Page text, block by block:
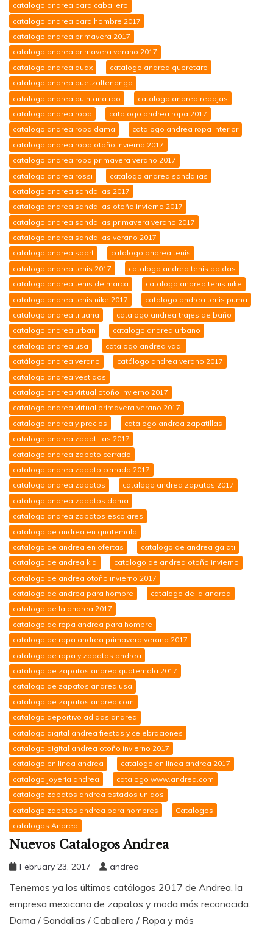
catalogo andrea para caballero
catalogo andrea para hombre 2017
catalogo andrea primavera 2017
catalogo andrea primavera verano 2017
catalogo andrea quax
catalogo andrea queretaro
catalogo andrea quetzaltenango
catalogo andrea quintana roo
catalogo andrea rebajas
catalogo andrea ropa
catalogo andrea ropa 2017
catalogo andrea ropa dama
catalogo andrea ropa interior
catalogo andrea ropa otoño invierno 2017
catalogo andrea ropa primavera verano 2017
catalogo andrea rossi
catalogo andrea sandalias
catalogo andrea sandalias 2017
catalogo andrea sandalias otoño invierno 2017
catalogo andrea sandalias primavera verano 2017
catalogo andrea sandalias verano 2017
catalogo andrea sport
catalogo andrea tenis
catalogo andrea tenis 2017
catalogo andrea tenis adidas
catalogo andrea tenis de marca
catalogo andrea tenis nike
catalogo andrea tenis nike 2017
catalogo andrea tenis puma
catalogo andrea tijuana
catalogo andrea trajes de baño
catalogo andrea urban
catalogo andrea urbano
catalogo andrea usa
catalogo andrea vadi
catálogo andrea verano
catálogo andrea verano 2017
catalogo andrea vestidos
catalogo andrea virtual otoño invierno 2017
catalogo andrea virtual primavera verano 2017
catalogo andrea y precios
catalogo andrea zapatillas
catalogo andrea zapatillas 2017
catalogo andrea zapato cerrado
catalogo andrea zapato cerrado 2017
catalogo andrea zapatos
catalogo andrea zapatos 2017
catalogo andrea zapatos dama
catalogo andrea zapatos escolares
catalogo de andrea en guatemala
catalogo de andrea en ofertas
catalogo de andrea galati
catalogo de andrea kid
catalogo de andrea otoño invierno
catalogo de andrea otoño invierno 2017
catalogo de andrea para hombre
catalogo de la andrea
catalogo de la andrea 2017
catalogo de ropa andrea para hombre
catalogo de ropa andrea primavera verano 2017
catalogo de ropa y zapatos andrea
catalogo de zapatos andrea guatemala 2017
catalogo de zapatos andrea usa
catalogo de zapatos andrea.com
catalogo deportivo adidas andrea
catalogo digital andrea fiestas y celebraciones
catalogo digital andrea otoño invierno 2017
catalogo en linea andrea
catalogo en linea andrea 2017
catalogo joyeria andrea
catalogo www.andrea.com
catalogo zapatos andrea estados unidos
catalogo zapatos andrea para hombres
Catalogos
catalogos Andrea
Nuevos Catalogos Andrea
February 23, 2017 andrea
Tenemos ya los últimos catálogos 2017 de Andrea, la
empresa mexicana de zapatos y moda más reconocida.
Dama / Sandalias / Caballero / Ropa y más